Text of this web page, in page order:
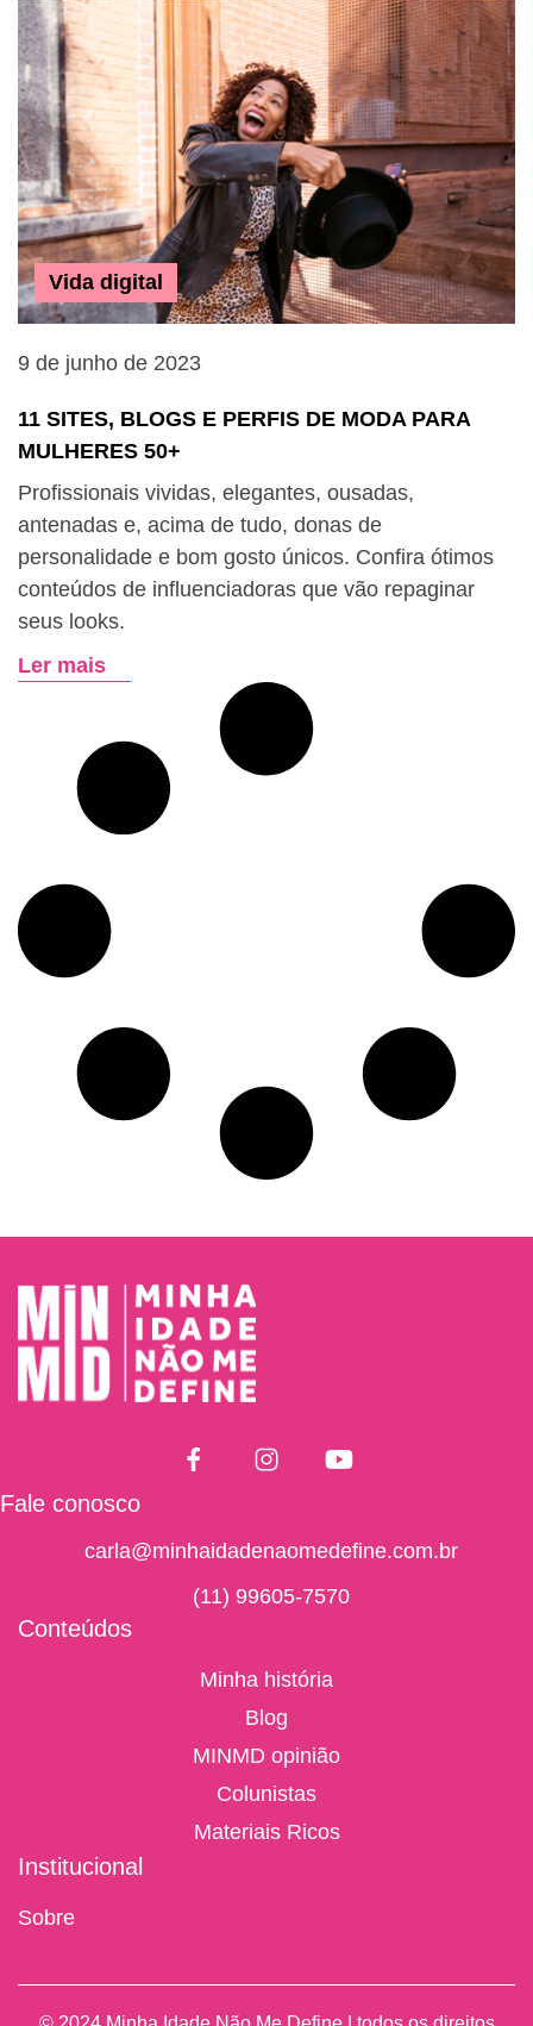
Vida digital
9 de junho de 2023
11 SITES, BLOGS E PERFIS DE MODA PARA
MULHERES 50+
Profissionais vividas, elegantes, ousadas,
antenadas e, acima de tudo, donas de
personalidade e bom gosto únicos. Confira ótimos
conteúdos de influenciadoras que vão repaginar
seus looks.
Ler mais
Fale conosco
carla@minhaidadenaomedefine.com.br
(11) 99605-7570
Conteúdos
Minha história
Blog
MINMD opinião
Colunistas
Materiais Ricos
Institucional
Sobre